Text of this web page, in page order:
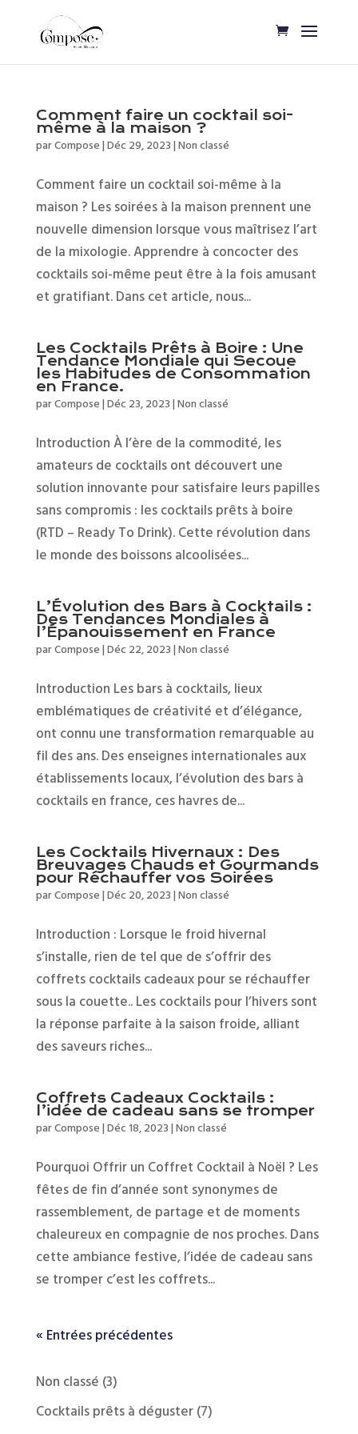
Comment faire un cocktail soi-
même à la maison ?
parCompose|Déc 29, 2023|Non classé
Comment faire un cocktail soi-même à la
maison ? Les soirées à la maison prennent une
nouvelle dimension lorsque vous maîtrisez l’art
de la mixologie. Apprendre à concocter des
cocktails soi-même peut être à la fois amusant
et gratifiant. Dans cet article, nous...
Les Cocktails Prêts à Boire : Une
Tendance Mondiale qui Secoue
les Habitudes de Consommation
en France.
parCompose|Déc 23, 2023|Non classé
Introduction À l’ère de la commodité, les
amateurs de cocktails ont découvert une
solution innovante pour satisfaire leurs papilles
sans compromis : les cocktails prêts à boire
(RTD – Ready To Drink). Cette révolution dans
le monde des boissons alcoolisées...
L’Évolution des Bars à Cocktails :
Des Tendances Mondiales à
l’Épanouissement en France
parCompose|Déc 22, 2023|Non classé
Introduction Les bars à cocktails, lieux
emblématiques de créativité et d’élégance,
ont connu une transformation remarquable au
fil des ans. Des enseignes internationales aux
établissements locaux, l’évolution des bars à
cocktails en france, ces havres de...
Les Cocktails Hivernaux : Des
Breuvages Chauds et Gourmands
pour Réchauffer vos Soirées
parCompose|Déc 20, 2023|Non classé
Introduction : Lorsque le froid hivernal
s’installe, rien de tel que de s’offrir des
coffrets cocktails cadeaux pour se réchauffer
sous la couette.. Les cocktails pour l’hivers sont
la réponse parfaite à la saison froide, alliant
des saveurs riches...
Coffrets Cadeaux Cocktails :
l’idée de cadeau sans se tromper
parCompose|Déc 18, 2023|Non classé
Pourquoi Offrir un Coffret Cocktail à Noël ? Les
fêtes de fin d’année sont synonymes de
rassemblement, de partage et de moments
chaleureux en compagnie de nos proches. Dans
cette ambiance festive, l’idée de cadeau sans
se tromper c’est les coffrets...
« Entrées précédentes
Non classé 33
produits
Cocktails prêts à déguster 77